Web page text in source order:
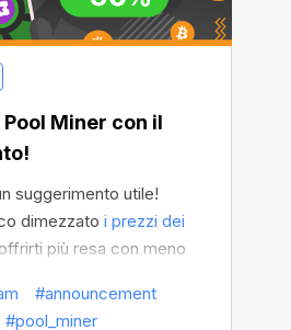
Miner con il
suggerimento utile!
dimezzato i prezzi dei
più resa con meno
di più.
#announcement
#pool_miner